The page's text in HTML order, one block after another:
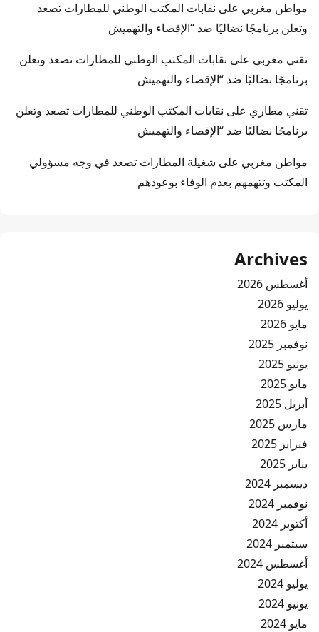
مواطن مغربي على نقابات المكتب الوطني للمطارات تصعد
وتعلن برنامجًا نضاليًا ضد “الإقصاء والتهميش
تقني مغربي على نقابات المكتب الوطني للمطارات تصعد وتعلن
برنامجًا نضاليًا ضد “الإقصاء والتهميش
تقني مطاري على نقابات المكتب الوطني للمطارات تصعد وتعلن
برنامجًا نضاليًا ضد “الإقصاء والتهميش
مواطن مغربي على شغيلة المطارات تصعد في وجه مسؤولي
المكتب وتتهمهم بعدم الوفاء بوعودهم
Archives
أغسطس 2026
يوليو 2026
مايو 2026
نوفمبر 2025
يونيو 2025
مايو 2025
أبريل 2025
مارس 2025
فبراير 2025
يناير 2025
ديسمبر 2024
نوفمبر 2024
أكتوبر 2024
سبتمبر 2024
أغسطس 2024
يوليو 2024
يونيو 2024
مايو 2024